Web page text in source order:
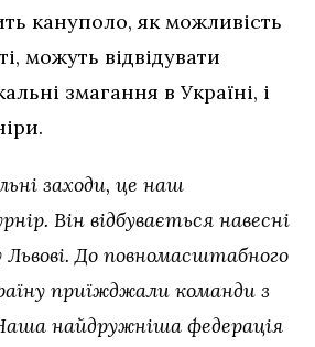
кануполо, як можливість
можуть відвідувати
змагання в Україні, і
заходи, це наш
Він відбувається навесні
Львові. До повномасштабного
приїжджали команди з
найдружніша федерація